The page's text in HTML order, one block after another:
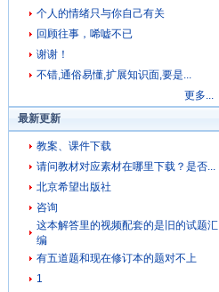
个人的情绪只与你自己有关
回顾往事，唏嘘不已
谢谢！
不错,通俗易懂,扩展知识面,要是...
更多...
最新更新
教案、课件下载
请问教材对应素材在哪里下载？是否...
北京希望出版社
咨询
这本解答里的视频配套的是旧的试题汇
编
有五道题和现在修订本的题对不上
1